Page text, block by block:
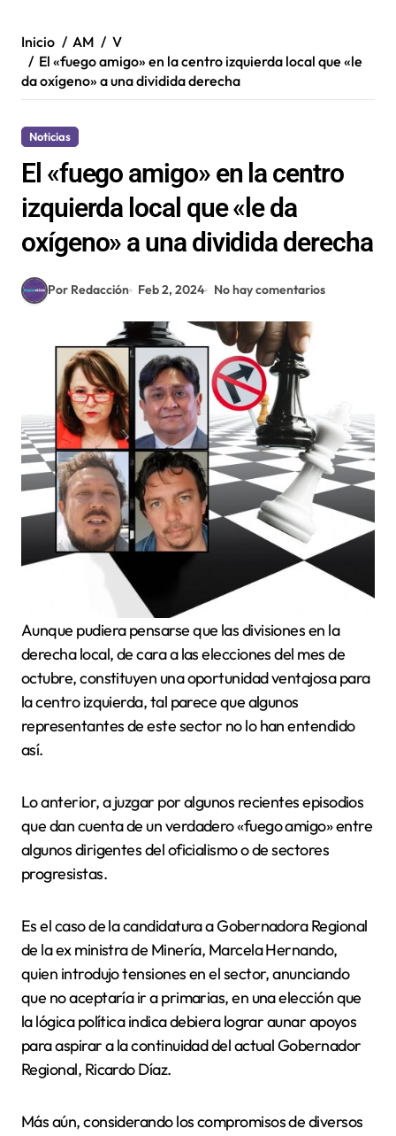
Inicio AM
V
El «fuego amigo» en la centro izquierda local que «le
da oxígeno» a una dividida derecha
Noticias
El «fuego amigo» en la centro
izquierda local que «le da
oxígeno» a una dividida derecha
Por Redacción Feb 2, 2024 No hay comentarios
Aunque pudiera pensarse que las divisiones en la
derecha local, de cara a las elecciones del mes de
octubre, constituyen una oportunidad ventajosa para
la centro izquierda, tal parece que algunos
representantes de este sector no lo han entendido
así.
Lo anterior, a juzgar por algunos recientes episodios
que dan cuenta de un verdadero «fuego amigo» entre
algunos dirigentes del oficialismo o de sectores
progresistas.
Es el caso de la candidatura a Gobernadora Regional
de la ex ministra de Minería, Marcela Hernando,
quien introdujo tensiones en el sector, anunciando
que no aceptaría ir a primarias, en una elección que
la lógica política indica debiera lograr aunar apoyos
para aspirar a la continuidad del actual Gobernador
Regional, Ricardo Díaz.
Más aún, considerando los compromisos de diversos